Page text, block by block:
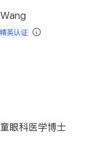
组织
英认证
has more tha
眼科医学博士